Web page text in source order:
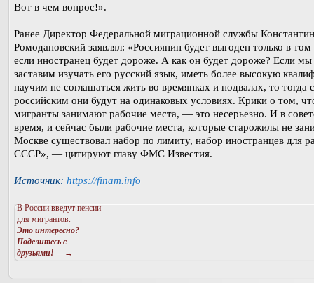
Вот в чем вопрос!».
Ранее Директор Федеральной миграционной службы Константин
Ромодановский заявлял: «Россиянин будет выгоден только в том
если иностранец будет дороже. А как он будет дороже? Если мы
заставим изучать его русский язык, иметь более высокую
научим не соглашаться жить во времянках и подвалах, то тогда с
российским они будут на одинаковых условиях. Крики о том,
мигранты занимают рабочие места, — это несерьезно. И в
время, и сейчас были рабочие места, которые старожилы не
Москве существовал набор по лимиту, набор иностранцев для
СССР», — цитируют главу ФМС Известия.
Источник: https://finam.info
В России введут пенсии
для мигрантов.
Это интересно?
Поделитесь с
друзьями! —→